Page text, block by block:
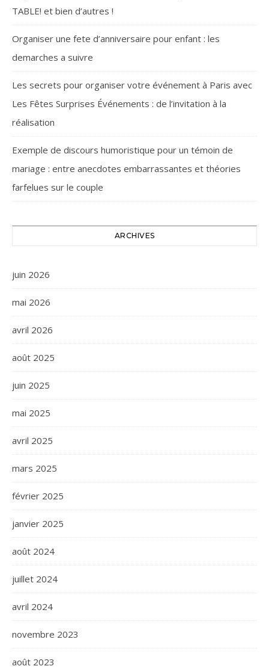
TABLE! et bien d’autres !
Organiser une fete d’anniversaire pour enfant : les
demarches a suivre
Les secrets pour organiser votre événement à Paris avec
Les Fêtes Surprises Événements : de l’invitation à la
réalisation
Exemple de discours humoristique pour un témoin de
mariage : entre anecdotes embarrassantes et théories
farfelues sur le couple
ARCHIVES
juin 2026
mai 2026
avril 2026
août 2025
juin 2025
mai 2025
avril 2025
mars 2025
février 2025
janvier 2025
août 2024
juillet 2024
avril 2024
novembre 2023
août 2023